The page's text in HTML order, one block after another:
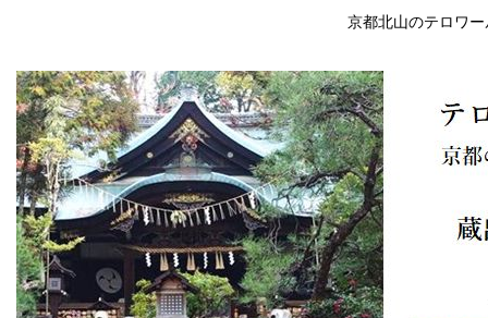
京都北山のテロワ